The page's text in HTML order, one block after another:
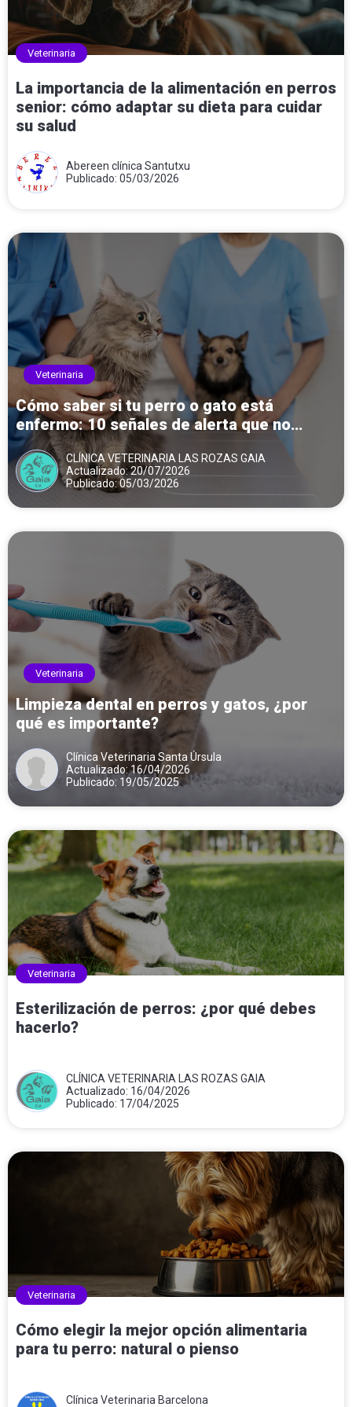
Veterinaria
La importancia de la alimentación en perros
senior: cómo adaptar su dieta para cuidar
su salud
Abereen clínica Santutxu
Publicado: 05/03/2026
Veterinaria
Cómo saber si tu perro o gato está
enfermo: 10 señales de alerta que no
debes ignorar
CLÍNICA VETERINARIA LAS ROZAS GAIA
Actualizado: 20/07/2026
Publicado: 05/03/2026
Veterinaria
Limpieza dental en perros y gatos, ¿por
qué es importante?
Clínica Veterinaria Santa Úrsula
Actualizado: 16/04/2026
Publicado: 19/05/2025
Veterinaria
Esterilización de perros: ¿por qué debes
hacerlo?
CLÍNICA VETERINARIA LAS ROZAS GAIA
Actualizado: 16/04/2026
Publicado: 17/04/2025
Veterinaria
Cómo elegir la mejor opción alimentaria
para tu perro: natural o pienso
Clínica Veterinaria Barcelona